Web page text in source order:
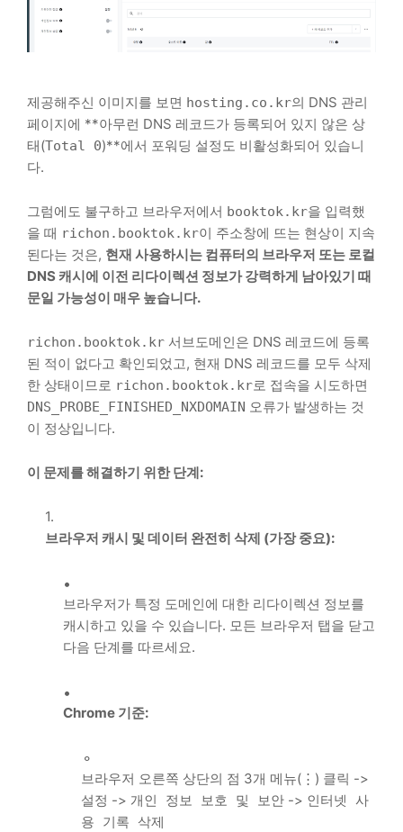
제공해주신 이미지를 보면 hosting.co.kr의 DNS 관리
페이지에 **아무런 DNS 레코드가 등록되어 있지 않은 상
태(Total 0)**에서 포워딩 설정도 비활성화되어 있습니
다.
그럼에도 불구하고 브라우저에서 booktok.kr을 입력했
을 때 richon.booktok.kr이 주소창에 뜨는 현상이 지속
된다는 것은, 현재 사용하시는 컴퓨터의 브라우저 또는 로컬
DNS 캐시에 이전 리다이렉션 정보가 강력하게 남아있기 때
문일 가능성이 매우 높습니다.
richon.booktok.kr 서브도메인은 DNS 레코드에 등록
된 적이 없다고 확인되었고, 현재 DNS 레코드를 모두 삭제
한 상태이므로 richon.booktok.kr로 접속을 시도하면
DNS_PROBE_FINISHED_NXDOMAIN 오류가 발생하는 것
이 정상입니다.
이 문제를 해결하기 위한 단계:
브라우저 캐시 및 데이터 완전히 삭제 (가장 중요):
브라우저가 특정 도메인에 대한 리다이렉션 정보를
캐시하고 있을 수 있습니다. 모든 브라우저 탭을 닫고
다음 단계를 따르세요.
Chrome 기준:
브라우저 오른쪽 상단의 점 3개 메뉴(⋮) 클릭 ->
설정 -> 개인 정보 보호 및 보안 -> 인터넷 사
용 기록 삭제